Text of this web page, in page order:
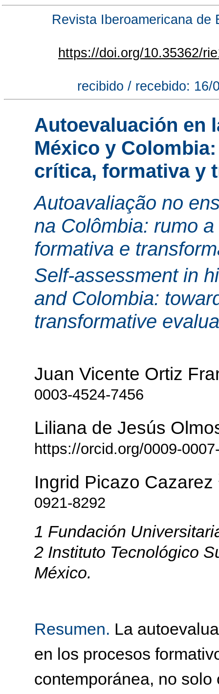
Revista Iberoamericana
https://doi.org/10.35362/
recibido / recebido: 16/
Autoevaluación en
México y
crítica, formativa y
Autoavaliação no
na Colômbia: rumo
formativa e
Self-assessment in
and Colombia:
transformative
Juan Vicente Ortiz
0003-4524-7456
Liliana de Jesús
https://orcid.org/0009-
Ingrid Picazo Cazarez
0921-8292
1 Fundación
2 Instituto Tecnológico
México.
Resumen. La
en los procesos
contemporánea, no